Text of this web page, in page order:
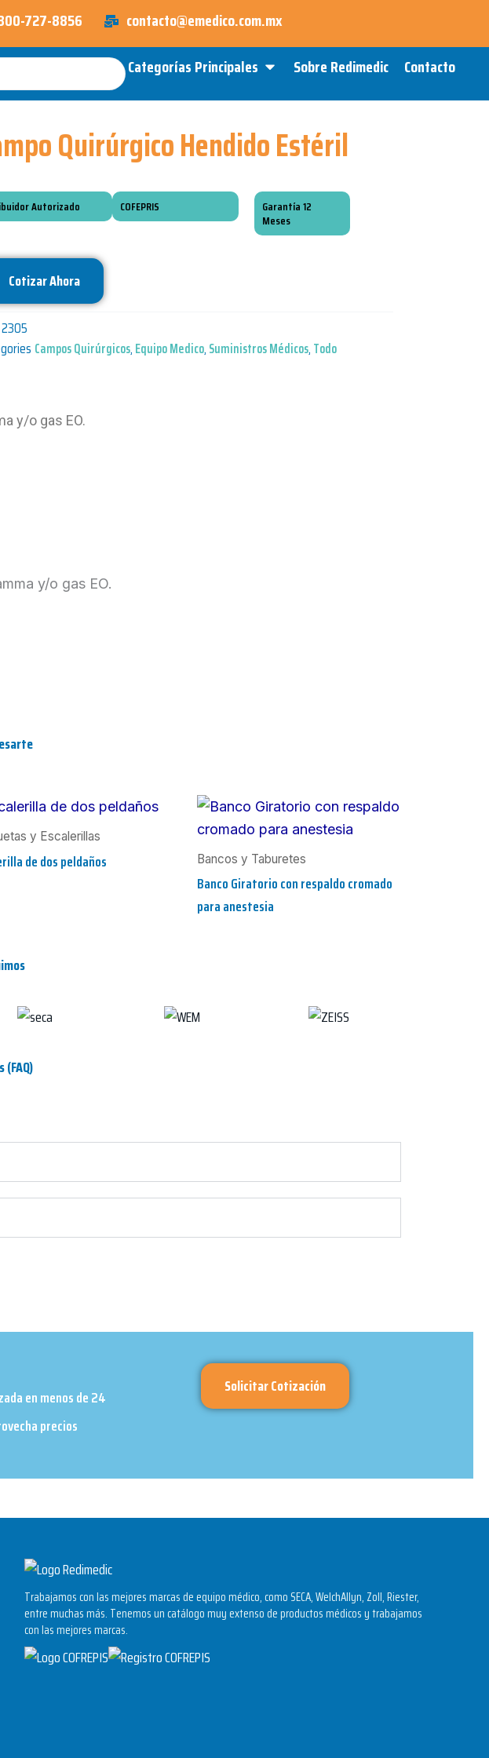
727-8856 contacto@emedico.com.mx
Categorías Principales Open Categorías Principales
Sobre Redimedic Contacto
Quirúrgico Hendido Estéril
Autorizado COFEPRIS
Garantía 12
Meses
Cotizar Ahora
2305
Campos Quirúrgicos, Equipo Medico, Suministros Médicos, Todo
y/o gas EO.
y/o gas EO.
y Escalerillas
de dos peldaños Bancos y Taburetes
Banco Giratorio con respaldo cromado
para anestesia
en menos de 24
precios
Solicitar Cotización
Trabajamos con las mejores marcas de equipo médico, como SECA, WelchAllyn, Zoll, Riester,
entre muchas más. Tenemos un catálogo muy extenso de productos médicos y trabajamos
con las mejores marcas.